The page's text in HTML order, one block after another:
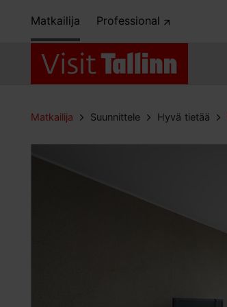
Matkailija Professional
Matkailija Suunnittele Hyvä tietää